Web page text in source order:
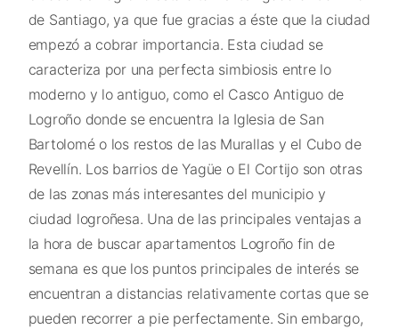
de Santiago, ya que fue gracias a éste que la ciudad
empezó a cobrar importancia. Esta ciudad se
caracteriza por una perfecta simbiosis entre lo
moderno y lo antiguo, como el Casco Antiguo de
Logroño donde se encuentra la Iglesia de San
Bartolomé o los restos de las Murallas y el Cubo de
Revellín. Los barrios de Yagüe o El Cortijo son otras
de las zonas más interesantes del municipio y
ciudad logroñesa. Una de las principales ventajas a
la hora de buscar apartamentos Logroño fin de
semana es que los puntos principales de interés se
encuentran a distancias relativamente cortas que se
pueden recorrer a pie perfectamente. Sin embargo,